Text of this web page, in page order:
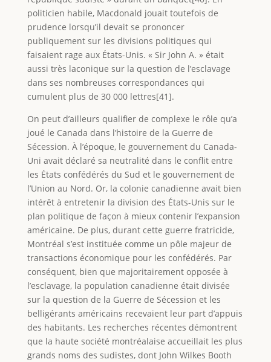
politicien habile, Macdonald jouait toutefois de
prudence lorsqu’il devait se prononcer
publiquement sur les divisions politiques qui
faisaient rage aux États-Unis. « Sir John A. » était
aussi très laconique sur la question de l’esclavage
dans ses nombreuses correspondances qui
cumulent plus de 30 000 lettres[41].
On peut d’ailleurs qualifier de complexe le rôle qu’a
joué le Canada dans l’histoire de la Guerre de
Sécession. À l’époque, le gouvernement du Canada-
Uni avait déclaré sa neutralité dans le conflit entre
les États confédérés du Sud et le gouvernement de
l’Union au Nord. Or, la colonie canadienne avait bien
intérêt à entretenir la division des États-Unis sur le
plan politique de façon à mieux contenir l’expansion
américaine. De plus, durant cette guerre fratricide,
Montréal s’est instituée comme un pôle majeur de
transactions économique pour les confédérés. Par
conséquent, bien que majoritairement opposée à
l’esclavage, la population canadienne était divisée
sur la question de la Guerre de Sécession et les
belligérants américains recevaient leur part d’appuis
des habitants. Les recherches récentes démontrent
que la haute société montréalaise accueillait les plus
grands noms des sudistes, dont John Wilkes Booth